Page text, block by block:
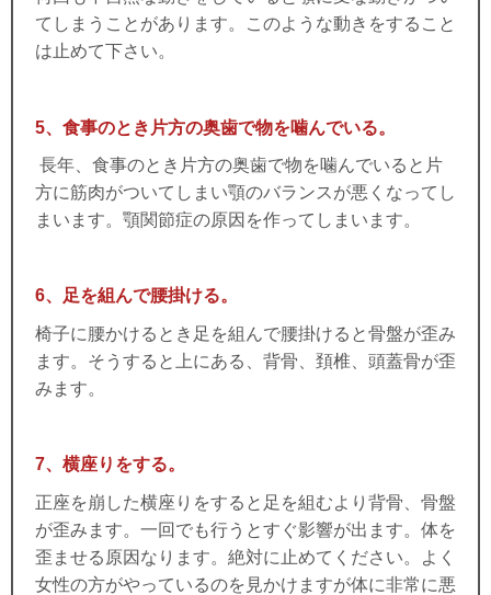
てしまうことがあります。このような動きをすること
は止めて下さい。
5、食事のとき片方の奥歯で物を噛んでいる。
長年、食事のとき片方の奥歯で物を噛んでいると片
方に筋肉がついてしまい顎のバランスが悪くなってし
まいます。顎関節症の原因を作ってしまいます。
6、足を組んで腰掛ける。
椅子に腰かけるとき足を組んで腰掛けると骨盤が歪み
ます。そうすると上にある、背骨、頚椎、頭蓋骨が歪
みます。
7、横座りをする。
正座を崩した横座りをすると足を組むより背骨、骨盤
が歪みます。一回でも行うとすぐ影響が出ます。体を
歪ませる原因なります。絶対に止めてください。
よく
女性の方がやっているのを見かけますが体に非常に悪